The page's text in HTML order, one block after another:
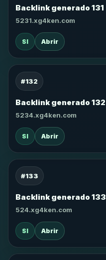
Backlink generado 131
5231.xg4ken.com
SI Abrir
#132
Backlink generado 132
5234.xg4ken.com
SI Abrir
#133
Backlink generado 133
524.xg4ken.com
SI Abrir